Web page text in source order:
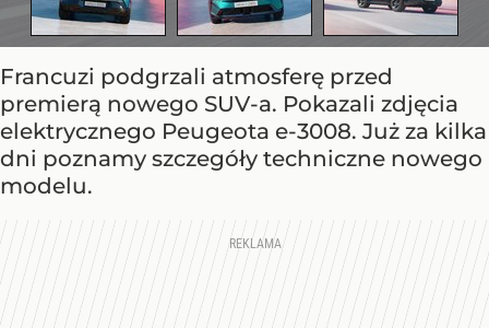
Francuzi podgrzali atmosferę przed
premierą nowego SUV-a. Pokazali zdjęcia
elektrycznego Peugeota e-3008. Już za kilka
dni poznamy szczegóły techniczne nowego
modelu.